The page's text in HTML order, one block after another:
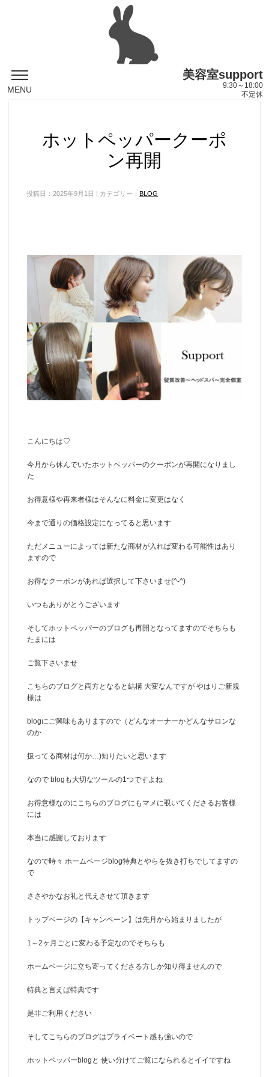
MENU
美容室support
9:30～18:00
不定休
ホットペッパークーポ
ン再開
投稿日：2025年9月1日 | カテゴリー：BLOG
こんにちは♡
今月から休んでいたホットペッパーのクーポンが再開になりまし
た
お得意様や再来者様はそんなに料金に変更はなく
今まで通りの価格設定になってると思います
ただメニューによっては新たな商材が入れば変わる可能性はあり
ますので
お得なクーポンがあれば選択して下さいませ(^-^)
いつもありがとうございます
そしてホットペッパーのブログも再開となってますのでそちらも
たまには
ご覧下さいませ
こちらのブログと両方となると結構 大変なんですが やはりご新規
様は
blogにご興味もありますので（どんなオーナーかどんなサロンな
のか
扱ってる商材は何か…)知りたいと思います
なので blogも大切なツールの1つですよね
お得意様なのにこちらのブログにもマメに覗いてくださるお客様
には
本当に感謝しております
なので時々 ホームページblog特典とやらを抜き打ちでしてますの
で
ささやかなお礼と代えさせて頂きます
トップページの【キャンペーン】は先月から始まりましたが
1～2ヶ月ごとに変わる予定なのでそちらも
ホームページに立ち寄ってくださる方しか知り得ませんので
特典と言えば特典です
是非ご利用ください
そしてこちらのブログはプライベート感も強いので
ホットペッパーblogと 使い分けてご覧になられるとイイですね